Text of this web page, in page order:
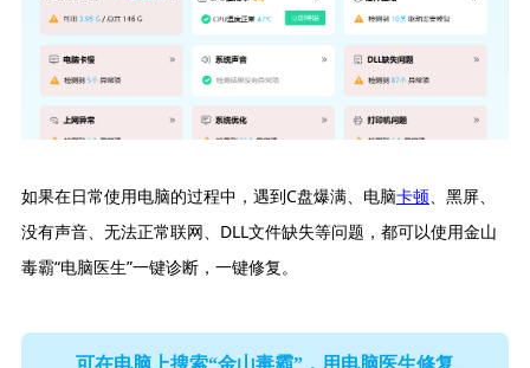
如果在日常使用电脑的过程中，遇到C盘爆满、电脑卡顿、黑屏、
没有声音、无法正常联网、DLL文件缺失等问题，都可以使用金山
毒霸“电脑医生”一键诊断，一键修复。
可在电脑上搜索“金山毒霸”，用电脑医生修复